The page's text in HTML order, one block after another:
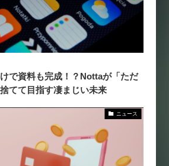
で資料も完成！？Nottaが「ただ
てて目指す凄まじい未来
ニュース